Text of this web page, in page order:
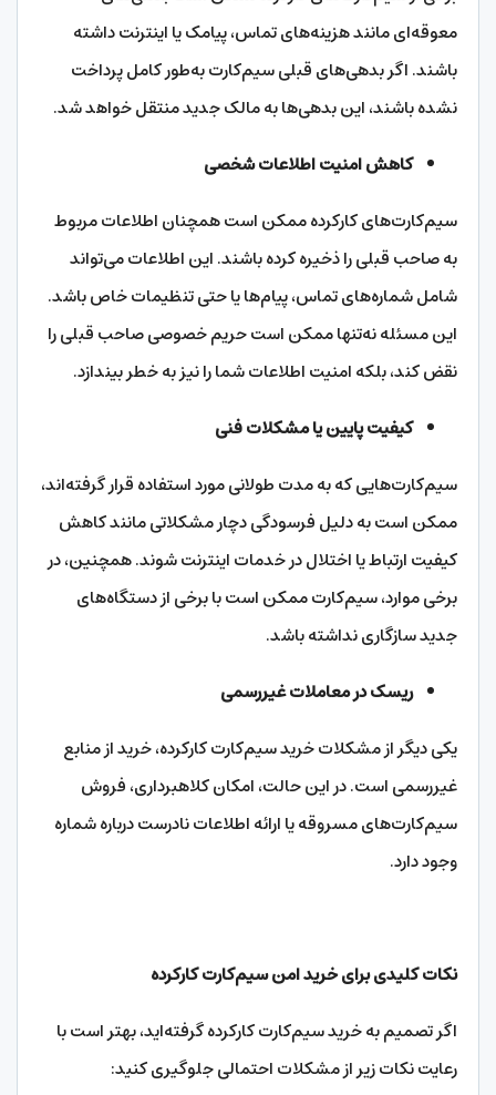
معوقه‌ای مانند هزینه‌های تماس، پیامک یا اینترنت داشته
باشند. اگر بدهی‌های قبلی سیم‌کارت به‌طور کامل پرداخت
نشده باشند، این بدهی‌ها به مالک جدید منتقل خواهد شد.
کاهش امنیت اطلاعات شخصی
سیم‌کارت‌های کارکرده ممکن است همچنان اطلاعات مربوط
به صاحب قبلی را ذخیره کرده باشند. این اطلاعات می‌تواند
شامل شماره‌های تماس، پیام‌ها یا حتی تنظیمات خاص باشد.
این مسئله نه‌تنها ممکن است حریم خصوصی صاحب قبلی را
نقض کند، بلکه امنیت اطلاعات شما را نیز به خطر بیندازد.
کیفیت پایین یا مشکلات فنی
سیم‌کارت‌هایی که به مدت طولانی مورد استفاده قرار گرفته‌اند،
ممکن است به دلیل فرسودگی دچار مشکلاتی مانند کاهش
کیفیت ارتباط یا اختلال در خدمات اینترنت شوند. همچنین، در
برخی موارد، سیم‌کارت ممکن است با برخی از دستگاه‌های
جدید سازگاری نداشته باشد.
ریسک در معاملات غیررسمی
یکی دیگر از مشکلات خرید سیم‌کارت کارکرده، خرید از منابع
غیررسمی است. در این حالت، امکان کلاهبرداری، فروش
سیم‌کارت‌های مسروقه یا ارائه اطلاعات نادرست درباره شماره
وجود دارد.
نکات کلیدی برای خرید امن سیم‌کارت کارکرده
اگر تصمیم به خرید سیم‌کارت کارکرده گرفته‌اید، بهتر است با
رعایت نکات زیر از مشکلات احتمالی جلوگیری کنید: